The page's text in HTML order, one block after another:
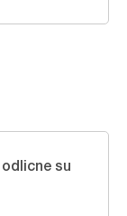
odlicne su